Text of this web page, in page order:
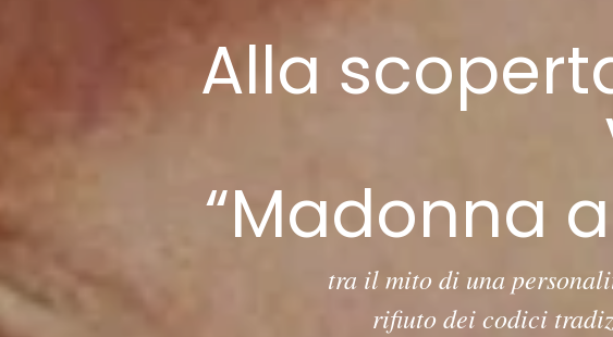
Alla
“Madonna
tra il mito di una
rifiuto dei codici